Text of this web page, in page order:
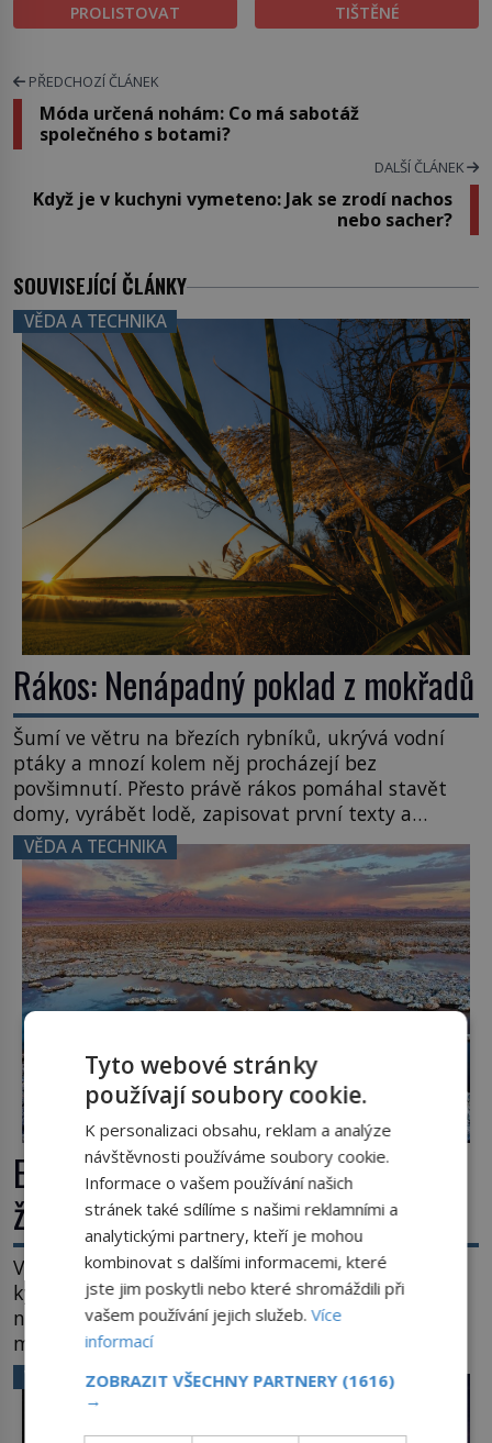
PROLISTOVAT
TIŠTĚNÉ
PŘEDCHOZÍ ČLÁNEK
Móda určená nohám: Co má sabotáž
společného s botami?
DALŠÍ ČLÁNEK
Když je v kuchyni vymeteno: Jak se zrodí nachos
nebo sacher?
SOUVISEJÍCÍ ČLÁNKY
VĚDA A TECHNIKA
Rákos: Nenápadný poklad z mokřadů
Šumí ve větru na březích rybníků, ukrývá vodní
ptáky a mnozí kolem něj procházejí bez
povšimnutí. Přesto právě rákos pomáhal stavět
domy, vyrábět lodě, zapisovat první texty a
inspiroval řadu pověstí. Tato skromná, ale
užitečná rostlina provází člověka už tisíce let.
Většina lidí vnímá rákos jen jako obyčejnou kulisu
letního koupání. Stačí se však podívat […]
VĚDA A TECHNIKA
Extrémní podmínky na Zemi: Kde
život přežívá navzdory všemu
Vroucí voda, mráz hluboko pod bodem mrazu,
kyseliny, smrtící tlak i pouště, kde celé roky
nespadne jediná kapka deště. Na první pohled
místa, kde nemůže existovat vůbec nic. Přesto
právě tady vědci objevují organismy, které
posouvají hranice života. Každý nový nález mění
VĚDA A TECHNIKA
Tyto webové stránky
používají soubory cookie.
K personalizaci obsahu, reklam a analýze
návštěvnosti používáme soubory cookie.
Informace o vašem používání našich
stránek také sdílíme s našimi reklamními a
analytickými partnery, kteří je mohou
kombinovat s dalšími informacemi, které
jste jim poskytli nebo které shromáždili při
vašem používání jejich služeb.Více
informací
ZOBRAZIT VŠECHNY PARTNERY (1616)
→